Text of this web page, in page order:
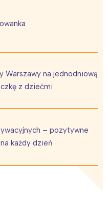
Warszawy na jednodniową
z dziećmi
– pozytywne
każdy dzień
z
Śląsk
Kraków
Południe
Wszystkie